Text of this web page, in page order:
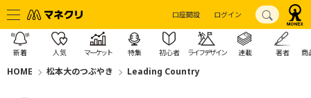
口座開設 ログイン
新着 人気 マーケット 特集 初心者 ライフデザイン 連載 著者 商
HOME 松本大のつぶやき Leading Country